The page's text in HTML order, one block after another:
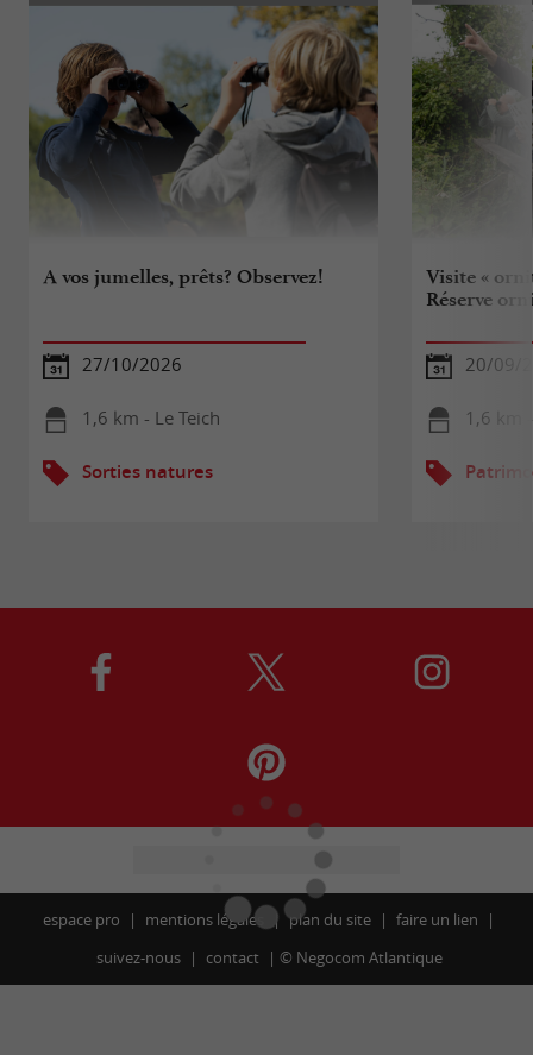
A vos jumelles, prêts? Observez!
27/10/2026
1,6 km - Le Teich
Sorties natures
Visite «
Réserve
20/09/
1,6 km
espace pro mentions légales plan du site
faire un lien
suivez-nous
contact © Negocom Atlantique